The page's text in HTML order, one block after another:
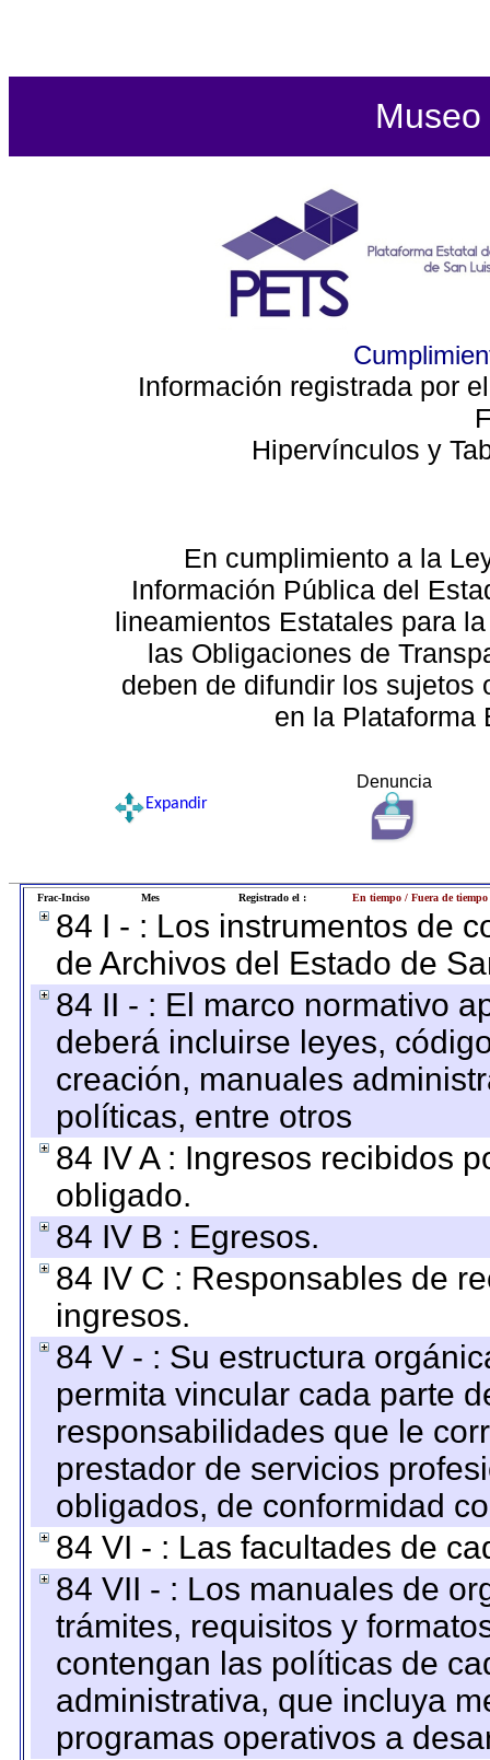
Información registrada por
Hipervínculos y
En cumplimiento a la
Información Pública del
lineamientos Estatales para
las Obligaciones de
deben de difundir los sujetos
en la Plataforma
Denuncia
Expandir
Frac-Inciso Mes Registrado el : En tiempo / Fuera de tiempo
84 I - : Los instrumentos de
de Archivos del Estado de
84 II - : El marco normativo
deberá incluirse leyes,
creación, manuales
políticas, entre otros
84 IV A : Ingresos recibidos
obligado.
84 IV B : Egresos.
84 IV C : Responsables de
ingresos.
84 V - : Su estructura
permita vincular cada parte
responsabilidades que le
prestador de servicios
obligados, de conformidad
84 VI - : Las facultades de
84 VII - : Los manuales de
trámites, requisitos y
contengan las políticas de
administrativa, que incluya
programas operativos a